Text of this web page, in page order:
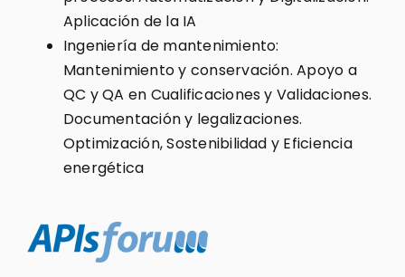
Aplicación de la IA
Ingeniería de mantenimiento:
Mantenimiento y conservación. Apoyo a
QC y QA en Cualificaciones y Validaciones.
Documentación y legalizaciones.
Optimización, Sostenibilidad y Eficiencia
energética